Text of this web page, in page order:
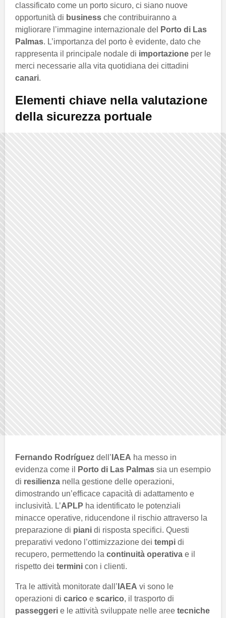
classificato come un porto sicuro, ci siano nuove
opportunità di business che contribuiranno a
migliorare l’immagine internazionale del
Porto di Las
Palmas. L’importanza del porto è evidente, dato che
rappresenta il principale nodale di importazione per le
merci necessarie alla vita quotidiana dei cittadini
canari.
Elementi chiave nella valutazione
della sicurezza portuale
Fernando Rodríguez dell’ IAEA ha messo in
evidenza come il
Porto di Las Palmas sia un esempio
di resilienza nella gestione delle operazioni,
dimostrando un’efficace capacità di adattamento e
inclusività. L’APLP ha identificato le potenziali
minacce operative, riducendone il rischio attraverso la
preparazione di piani di risposta specifici. Questi
preparativi vedono l’ottimizzazione dei tempi di
recupero, permettendo la continuità operativa e il
rispetto dei termini con i clienti.
Tra le attività monitorate dall’ IAEA vi sono le
operazioni di carico e scarico, il trasporto di
passeggeri e le attività sviluppate nelle aree tecniche